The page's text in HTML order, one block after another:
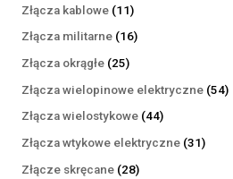
Złącza kablowe 1111
produktów
Złącza militarne 1616
Złącza okrągłe 2525
produktów
Złącza wielopinowe elektryczne 5454
Złącza wielostykowe 4444
produkty
Złącza wtykowe elektryczne 3131
Złącze skręcane 2828